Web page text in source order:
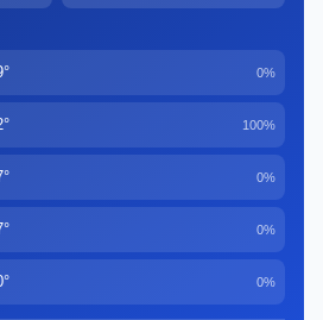
0%
100%
0%
0%
0%